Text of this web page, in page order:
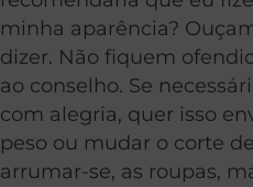
minha aparência?
dizer. Não fiquem
ao conselho. Se
com alegria, quer isso
peso ou mudar o corte
arrumar-se, as roupas,